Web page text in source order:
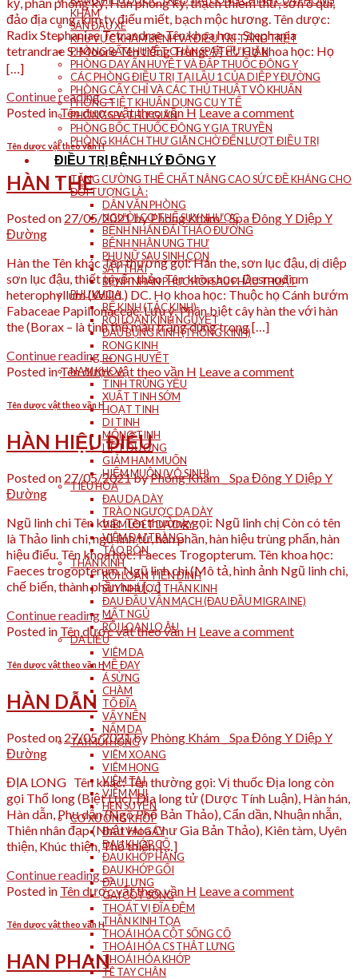
KHÁM
SÂN ĐẬU XE
KHU VỰC KHÁM BỆNH VÀ ĐIỀU TRỊ TẦNG TRỆT
PHÒNG BẤM HUYỆT CHÂN SPA THƯ GIÃN
PHÒNG DAY ẤN HUYỆT VÀ ĐẮP THUỐC ĐÔNG Y
CÁC PHÒNG ĐIỀU TRỊ TẠI LẦU 1 CỦA DIỆP Y ĐƯỜNG
PHÒNG CẤY CHỈ VÀ CÁC THỦ THUẬT VÔ KHUẨN
PHÒNG TIỆT KHUẨN DỤNG CỤ Y TẾ
PHÒNG SPA THƯ GIÃN
PHÒNG BỐC THUỐC ĐÔNG Y GIA TRUYỀN
PHÒNG KHÁCH THƯ GIÃN CHỜ ĐẾN LƯỢT ĐIỀU TRỊ
ĐIỀU TRỊ BỆNH LÝ ĐÔNG Y
TĂNG CƯỜNG THỂ CHẤT NÂNG CAO SỨC ĐỀ KHÁNG CHO
ĐỐI TƯỢNG LÀ :
DÂN VĂN PHÒNG
NGƯỜI CƠ THỂ SUY NHƯỢC
BỆNH NHÂN ĐÁI THÁO ĐƯỜNG
BỆNH NHÂN UNG THƯ
PHỤ NỮ SAU SINH CON
SẢY THAI
BỆNH NHÂN PHỤC HỒI SAU PHẪU THUẬT
PHỤ KHOA
BẾ KINH (TẮC KINH)
RỐI LOẠN KINH NGUYỆT
ĐAU BỤNG KINH (THỐNG KINH)
RONG KINH
RONG HUYẾT
NAM KHOA
TINH TRÙNG YẾU
XUẤT TINH SỚM
HOẠT TINH
DI TINH
MỘNG TINH
LIỆT DƯƠNG
GIẢM HAM MUỐN
HIẾM MUỘN (VÔ SINH)
TIÊU HÓA
ĐAU DẠ DÀY
TRÀO NGƯỢC DẠ DÀY
VIÊM LOÉT DẠ DÀY
VIÊM ĐẠI TRÀNG
TÁO BÓN
THẦN KINH
RỐI LOẠN TIỀN ĐÌNH
SUY NHƯỢC THẦN KINH
ĐAU ĐẦU VẬN MẠCH (ĐAU ĐẦU MIGRAINE)
MẤT NGỦ
RỐI LOẠN LO ÂU
DA LIỄU
VIÊM DA
MỀ ĐAY
Á SỪNG
CHÀM
TỔ ĐĨA
VẨY NẾN
NẤM DA
TAI MŨI HỌNG
VIÊM XOANG
VIÊM HỌNG
VIÊM TAI
VIÊM MŨI
HEN SUYỄN
CƠ XƯƠNG KHỚP
ĐAU VAI GÁY
ĐAU KHỚP CỔ
ĐAU KHỚP HÁNG
ĐAU KHỚP GỐI
ĐAU LƯNG
GAI CỘT SỐNG
THOÁT VỊ ĐĨA ĐỆM
THẦN KINH TỌA
THOÁI HÓA CỘT SỐNG CỔ
THOÁI HÓA CS THẮT LƯNG
THOÁI HÓA KHỚP
TÊ TAY CHÂN
đảo địa cung, kim ty điếu miết, bạch mộc hương. Tên dược:
Radix Stephaniae Tetrandrae Tên khoa học: Stephania
tetrandrae S. Moore Tên tiếng Trung: 房 己 Họ khoa học: Họ
[…]
Continue reading→
Posted inTên dược vật theo vần HLeave a comment
Tên dược vật theo vần H
HÀN THE
Posted on 27/05/2021byPhòng Khám _ Spa Đông Y Diệp Y
Đường
Hàn the Tên khác Tên thường gọi: Hàn the, sơn lục đậu, dị diệp
sơn lục đậu, thiết tuyến thảo Tên khoa học: Desmodium
heterophyllum (Willd.) DC. Họ khoa học: Thuộc họ Cánh bướm
Fabaceae Papilionaceae. Lưu ý: Phân biệt cây hàn the với hàn
the (Borax – là tinh thể màu trắng dùng trong […]
Continue reading→
Posted inTên dược vật theo vần H Leave a comment
Tên dược vật theo vần H
HÀN HIỆU ĐIỂU
Posted on 27/05/2021byPhòng Khám _ Spa Đông Y Diệp Y
Đường
Ngũ linh chi Tên khác Tên thường gọi: Ngũ linh chị Còn có tên
là Thảo linh chi, ngũ linh tử, hàn phần, hàn hiệu trùng phẩn, hàn
hiệu điểu. Tên khoa học: Faeces Trogopterum. Tên khoa học:
Faeces trogopterum. Ngũ linh chi (Mô tả, hình ảnh Ngũ linh chi,
chế biến, thành phần hoá […]
Continue reading→
Posted in Tên dược vật theo vần H Leave a comment
Tên dược vật theo vần H
HÀN DẪN
Posted on 27/05/2021by Phòng Khám _ Spa Đông Y Diệp Y
Đường
ĐỊA LONG Tên khác: Tên thường gọi: Vị thuốc Địa long còn
gọi Thổ long (Biệt Lục), Địa long tử (Dược Tính Luận), Hàn hán,
Hàn dẫn, Phụ dẫn (Ngô Phổ Bản Thảo), Cẩn dần, Nhuận nhẫn,
Thiên nhân đạp (Nhật Hoa Chư Gia Bản Thảo), Kiên tàm, Uyên
thiện, Khúc thiện, Thổ thiện, […]
Continue reading→
Posted in Tên dược vật theo vần H Leave a comment
Tên dược vật theo vần H
HAN PHAN